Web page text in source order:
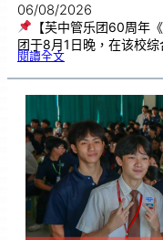
06/08/2026
【芙中管乐团60周年
团于8月1日晚，在该校
閱讀全文:芙
乐
6
0
《
奏
花
悦
韵
》
圆
满
演
出